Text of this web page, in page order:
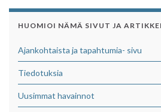
HUOMIOI NÄMÄ SIVUT JA
Ajankohtaista ja tapahtumia- sivu
Tiedotuksia
Uusimmat havainnot